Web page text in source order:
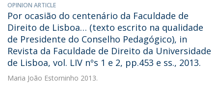
OPINION ARTICLE
Por ocasião do centenário da Faculdade de
Direito de Lisboa… (texto escrito na qualidade
de Presidente do Conselho Pedagógico), in
Revista da Faculdade de Direito da Universidade
de Lisboa, vol. LIV nºs 1 e 2, pp.453 e ss., 2013.
Maria João Estorninho 2013.